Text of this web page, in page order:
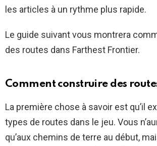
les articles à un rythme plus rapide.
Le guide suivant vous montrera
des routes dans Farthest Frontier.
Comment construire des
La première chose à savoir est qu’il
types de routes dans le jeu. Vous
qu’aux chemins de terre au début,